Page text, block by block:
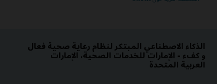
الذكاء الاصطناعي المبتكر لنظام رعاية صحية فعال
و كفء - الإمارات للخدمات الصحية، الإمارات
العربية المتحدة